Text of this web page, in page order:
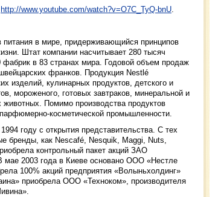
http://www.youtube.com/watch?v=O7C_TyQ-bnU
питания в мире, придерживающийся принципов
Штат компании насчитывает 280 тысяч
в 83 странах мира. Годовой объем продаж
франков. Продукция Nestlé
изделий, кулинарных продуктов, детского и
мороженого, готовых завтраков, минеральной и
Помимо производства продуктов
косметической промышленности.
году с открытия представительства. С тех
бренды, как Nescafé, Nesquik, Maggi, Nuts,
контрольный пакет акций ЗАО
мае 2003 года в Киеве основано ООО «Нестле
100% акций предприятия «Волыньхолдинг»
приобрела ООО «Техноком», производителя